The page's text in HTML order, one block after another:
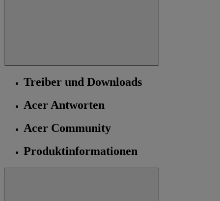
Treiber und Downloads
Acer Antworten
Acer Community
Produktinformationen